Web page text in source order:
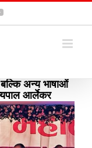
YouTube
बल्कि अन्य भाषाओं
आर्लेकर